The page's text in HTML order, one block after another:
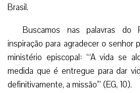
Brasil.
Buscamos nas palavras do
inspiração para agradecer o senhor
ministério episcopal: “‘A vida se
medida que é entregue para dar
definitivamente, a missão'” (EG, 10).